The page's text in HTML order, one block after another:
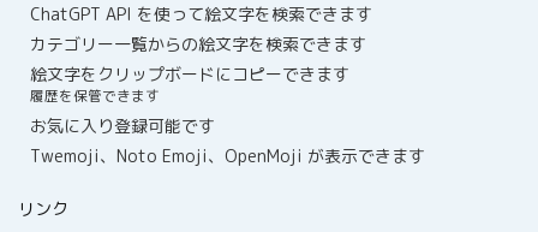
ChatGPT API を使って絵文字を検索できます
カテゴリー一覧からの絵文字を検索できます
絵文字をクリップボードにコピーできます
履歴を保管できます
お気に入り登録可能です
Twemoji、Noto Emoji、OpenMoji が表示できます
リンク